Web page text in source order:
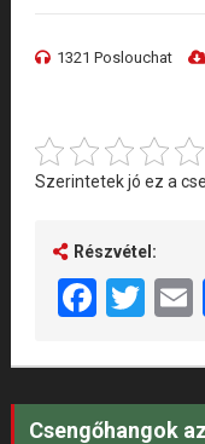
1321 Poslouchat
Szerintetek jó ez a
Részvétel:
Csengőhangok